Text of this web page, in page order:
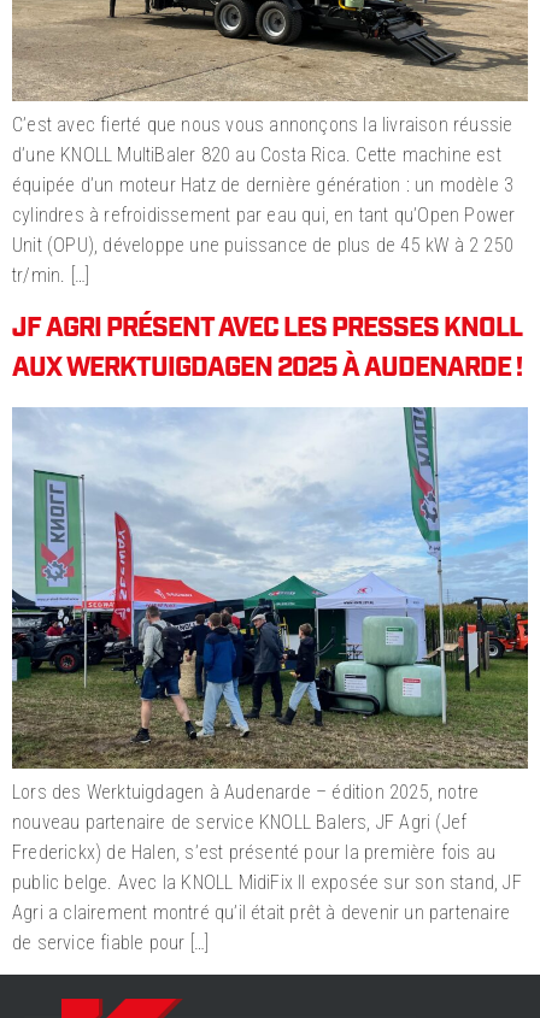
C’est avec fierté que nous vous annonçons la livraison réussie
d’une KNOLL MultiBaler 820 au Costa Rica. Cette machine est
équipée d’un moteur Hatz de dernière génération : un modèle 3
cylindres à refroidissement par eau qui, en tant qu’Open Power
Unit (OPU), développe une puissance de plus de 45 kW à 2 250
tr/min. […]
JF AGRI PRÉSENT AVEC LES PRESSES KNOLL
AUX WERKTUIGDAGEN 2025 À AUDENARDE !
Lors des Werktuigdagen à Audenarde – édition 2025, notre
nouveau partenaire de service KNOLL Balers, JF Agri (Jef
Frederickx) de Halen, s’est présenté pour la première fois au
public belge. Avec la KNOLL MidiFix II exposée sur son stand, JF
Agri a clairement montré qu’il était prêt à devenir un partenaire
de service fiable pour […]